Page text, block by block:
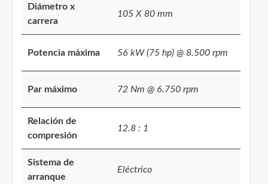
Diámetro x
carrera
105 X 80 mm
Potencia máxima 56 kW (75 hp) @ 8.500 rpm
Par máximo 72 Nm @ 6.750 rpm
Relación de
compresión
12.8 : 1
Sistema de
arranque
Eléctrico